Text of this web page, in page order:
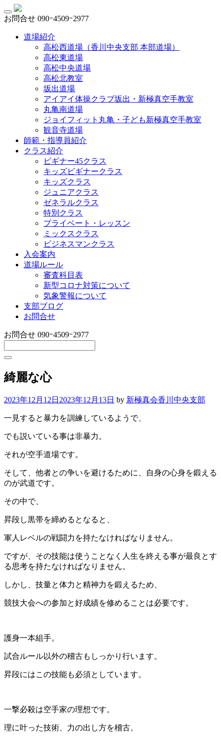
お問合せ 090ｰ4509ｰ2977
道場紹介
高松西道場（香川中央支部 本部道場）
高松東道場
高松中央道場
高松北教室
坂出道場
アイアイ体操クラブ坂出・新極真空手教室
丸亀南道場
ジョイフィット丸亀・子ども新極真空手教室
観音寺道場
師範・指導員紹介
クラス紹介
ビギナー45クラス
キッズビギナークラス
キッズクラス
ジュニアクラス
ゼネラルクラス
特別クラス
プライベート・レッスン
ミックスクラス
ビジネスマンクラス
入会案内
道場ルール
審査科目表
新型コロナ対策について
気象警報について
支部ブログ
お問合せ
お問合せ 090ｰ4509ｰ2977
綺麗な心
2023年12月12日 2023年12月13日 by 新極真会香川中央支部
一見すると暴力を訓練しているようで、
でも説いている事は非暴力。
それが空手道場です。
そして、他者との争いを避けるために、自身の心身を鍛える
のが武道です。
その中で、
昇段し黒帯を締めるとなると、
軍人レベルの戦闘力を持たなければなりません。
ですが、その技能は使うことなく人生を終える事が最良とす
る思考を持たなければなりません。
しかし、技量と体力と精神力を鍛えるため、
競技大会への参加と好成績を修めることは必要です。
護身一本組手。
試合ルール以外の稽古もしっかり行います。
昇段にはこの技能も必須としています。
一撃必殺は空手家の理想です。
理に叶った技術、力の出し方を稽古。